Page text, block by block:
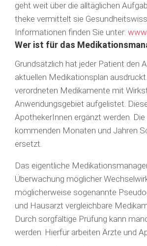
geht weit über die alltäglichen
theke vermittelt sie
Informationen finden Sie unter:
Wer ist für das
Grundsätzlich hat jeder Patient den
aktuellen Medikationsplan
verordneten Medikamente mit
Anwendungsgebiet aufgelistet.
ApothekerInnen ergänzt werden.
kommenden Monaten und Jahren
ersetzt.
Das eigentliche
Überwachung möglicher
möglicherweise sogenannte
und Hausarzt vergleichbare
Durch sorgfältige Prüfung kann
werden. Hierfür arbeiten Ärzte und